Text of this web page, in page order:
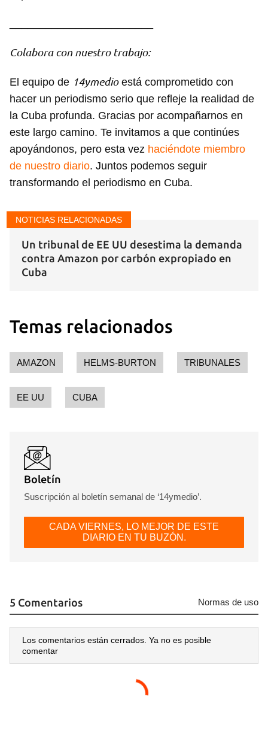
iniciar sesión con tu cuenta de 14ymedio.
INICIAR SESIÓN CANCELAR
Colabora con nuestro trabajo:
El equipo de 14ymedioestá comprometido con
hacer un periodismo serio que refleje la realidad de
la Cuba profunda. Gracias por acompañarnos en
este largo camino. Te invitamos a que continúes
apoyándonos, pero esta vez haciéndote miembro
de nuestro diario. Juntos podemos seguir
transformando el periodismo en Cuba.
NOTICIAS RELACIONADAS
Un tribunal de EE UU desestima la demanda
contra Amazon por carbón expropiado en
Cuba
Temas relacionados
AMAZON HELMS-BURTON TRIBUNALES
EE UU CUBA
Boletín
Suscripción al boletín semanal de ‘14ymedio’.
CADA VIERNES, LO MEJOR DE ESTE
DIARIO EN TU BUZÓN.
5 Comentarios Normas de uso
Los comentarios están cerrados. Ya no es posible
comentar